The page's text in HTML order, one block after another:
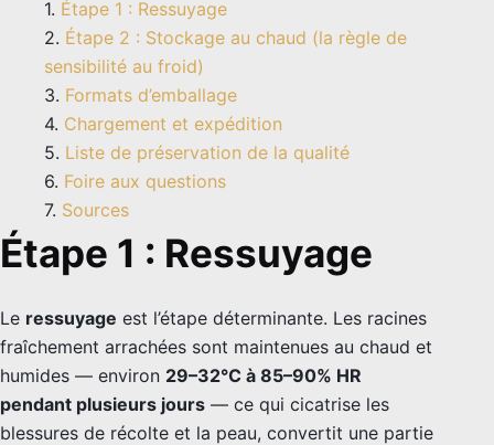
Étape 1 : Ressuyage
Étape 2 : Stockage au chaud (la règle de
sensibilité au froid)
Formats d’emballage
Chargement et expédition
Liste de préservation de la qualité
Foire aux questions
Sources
Étape 1 : Ressuyage
Le ressuyage est l’étape déterminante. Les racines
fraîchement arrachées sont maintenues au chaud et
humides — environ 29–32°C à 85–90% HR
pendant plusieurs jours — ce qui cicatrise les
blessures de récolte et la peau, convertit une partie